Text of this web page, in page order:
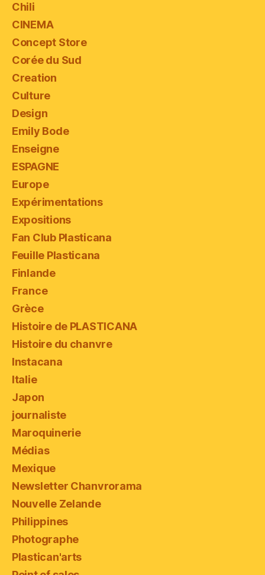
Chili
CINEMA
Concept Store
Corée du Sud
Creation
Culture
Design
Emily Bode
Enseigne
ESPAGNE
Europe
Expérimentations
Expositions
Fan Club Plasticana
Feuille Plasticana
Finlande
France
Grèce
Histoire de PLASTICANA
Histoire du chanvre
Instacana
Italie
Japon
journaliste
Maroquinerie
Médias
Mexique
Newsletter Chanvrorama
Nouvelle Zelande
Philippines
Photographe
Plastican'arts